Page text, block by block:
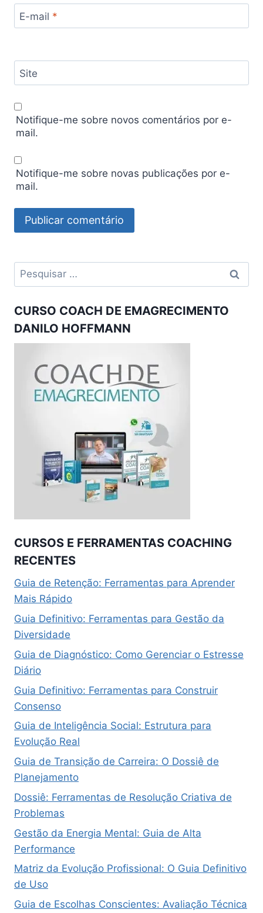
E-mail *
Site
Notifique-me sobre novos comentários por e-
mail.
Notifique-me sobre novas publicações por e-
mail.
Pesquisar
por:
CURSO COACH DE EMAGRECIMENTO
DANILO HOFFMANN
CURSOS E FERRAMENTAS COACHING
RECENTES
Guia de Retenção: Ferramentas para Aprender
Mais Rápido
Guia Definitivo: Ferramentas para Gestão da
Diversidade
Guia de Diagnóstico: Como Gerenciar o Estresse
Diário
Guia Definitivo: Ferramentas para Construir
Consenso
Guia de Inteligência Social: Estrutura para
Evolução Real
Guia de Transição de Carreira: O Dossiê de
Planejamento
Dossiê: Ferramentas de Resolução Criativa de
Problemas
Gestão da Energia Mental: Guia de Alta
Performance
Matriz da Evolução Profissional: O Guia Definitivo
de Uso
Guia de Escolhas Conscientes: Avaliação Técnica